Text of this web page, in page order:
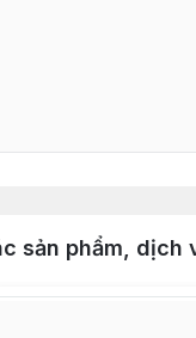
sản phẩm, dịch